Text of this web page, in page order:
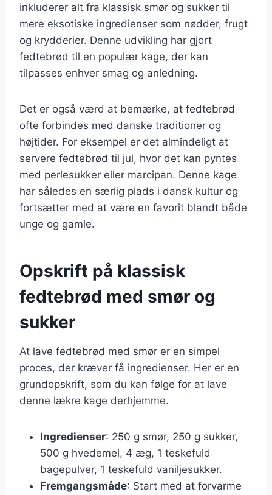
inkluderer alt fra klassisk smør og sukker til
mere eksotiske ingredienser som nødder, frugt
og krydderier. Denne udvikling har gjort
fedtebrød til en populær kage, der kan
tilpasses enhver smag og anledning.
Det er også værd at bemærke, at fedtebrød
ofte forbindes med danske traditioner og
højtider. For eksempel er det almindeligt at
servere fedtebrød til jul, hvor det kan pyntes
med perlesukker eller marcipan. Denne kage
har således en særlig plads i dansk kultur og
fortsætter med at være en favorit blandt både
unge og gamle.
Opskrift på klassisk
fedtebrød med smør og
sukker
At lave fedtebrød med smør er en simpel
proces, der kræver få ingredienser. Her er en
grundopskrift, som du kan følge for at lave
denne lækre kage derhjemme.
Ingredienser: 250 g smør, 250 g sukker,
500 g hvedemel, 4 æg, 1 teskefuld
bagepulver, 1 teskefuld vaniljesukker.
Fremgangsmåde: Start med at forvarme